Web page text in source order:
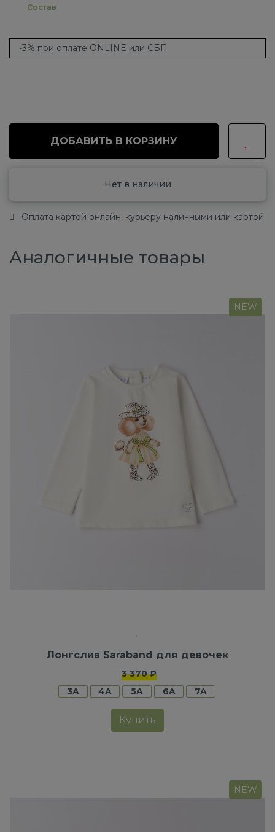
Состав
-3% при оплате ONLINE или СБП
ДОБАВИТЬ В КОРЗИНУ
Нет в наличии
Оплата картой онлайн, курьеру наличными или картой
Аналогичные товары
NEW
Лонгслив Saraband для девочек
3 370 ₽
3A
4A 5A 6A 7A
Купить
NEW